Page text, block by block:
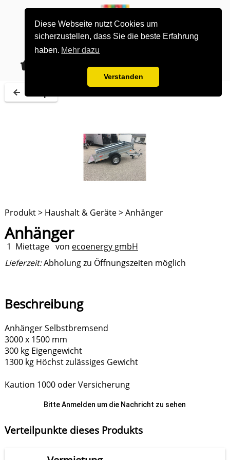
alle Gruppen
Shop
Produkt > Haushalt & Geräte > Anhänger
Anhänger
1 Miettage von ecoenergy gmbH
Lieferzeit:Abholung zu Öffnungszeiten möglich
Beschreibung
Anhänger Selbstbremsend
3000 x 1500 mm
300 kg Eigengewicht
1300 kg Höchst zulässiges Gewicht
Kaution 1000 oder Versicherung
Bitte Anmelden um die Nachricht zu sehen
Verteilpunkte dieses Produkts
Diese Webseite nutzt Cookies um
sicherzustellen, dass Sie die beste Erfahrung
haben. Mehr dazu
Verstanden